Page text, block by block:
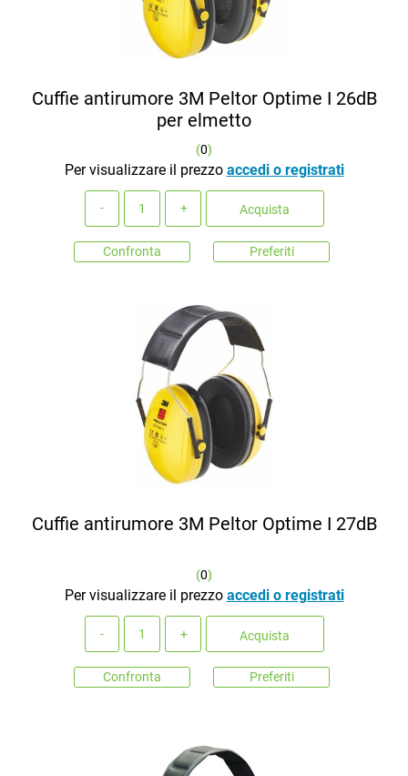
Cuffie antirumore 3M Peltor Optime I 26dB
per elmetto
(0)
Per visualizzare il prezzo accedi o registrati
Acquista
Confronta Preferiti
Cuffie antirumore 3M Peltor Optime I 27dB
(0)
Per visualizzare il prezzo accedi o registrati
Acquista
Confronta Preferiti